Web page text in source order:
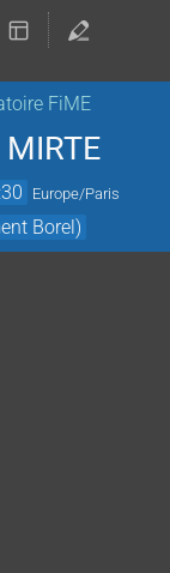
FiME
Europe/Paris
Borel)